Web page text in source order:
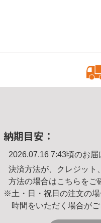
納期目安：
2026.07.16 7:43頃のお届
決済方法が、クレジット
方法の場合はこちら をご
※土・日・祝日の注文の
時間をいただく場合がご